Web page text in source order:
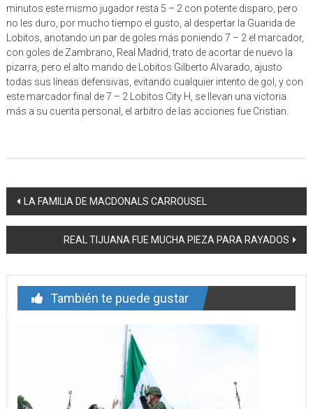
minutos este mismo jugador resta 5 – 2 con potente disparo, pero
no les duro, por mucho tiempo el gusto, al despertar la Guarida de
Lobitos, anotando un par de goles más poniendo 7 – 2 el marcador,
con goles de Zambrano, Real Madrid, trato de acortar de nuevo la
pizarra, pero el alto mando de Lobitos Gilberto Alvarado, ajusto
todas sus líneas defensivas, evitando cualquier intento de gol, y con
este marcador final de 7 – 2 Lobitos City H, se llevan una victoria
más a su cuenta personal, el arbitro de las acciones fue Cristian.
Navegación
de
entrada
LA FAMILIA DE MACDONALS CARROUSEL
REAL TIJUANA FUE MUCHA PIEZA PARA RAYADOS
También te puede gustar